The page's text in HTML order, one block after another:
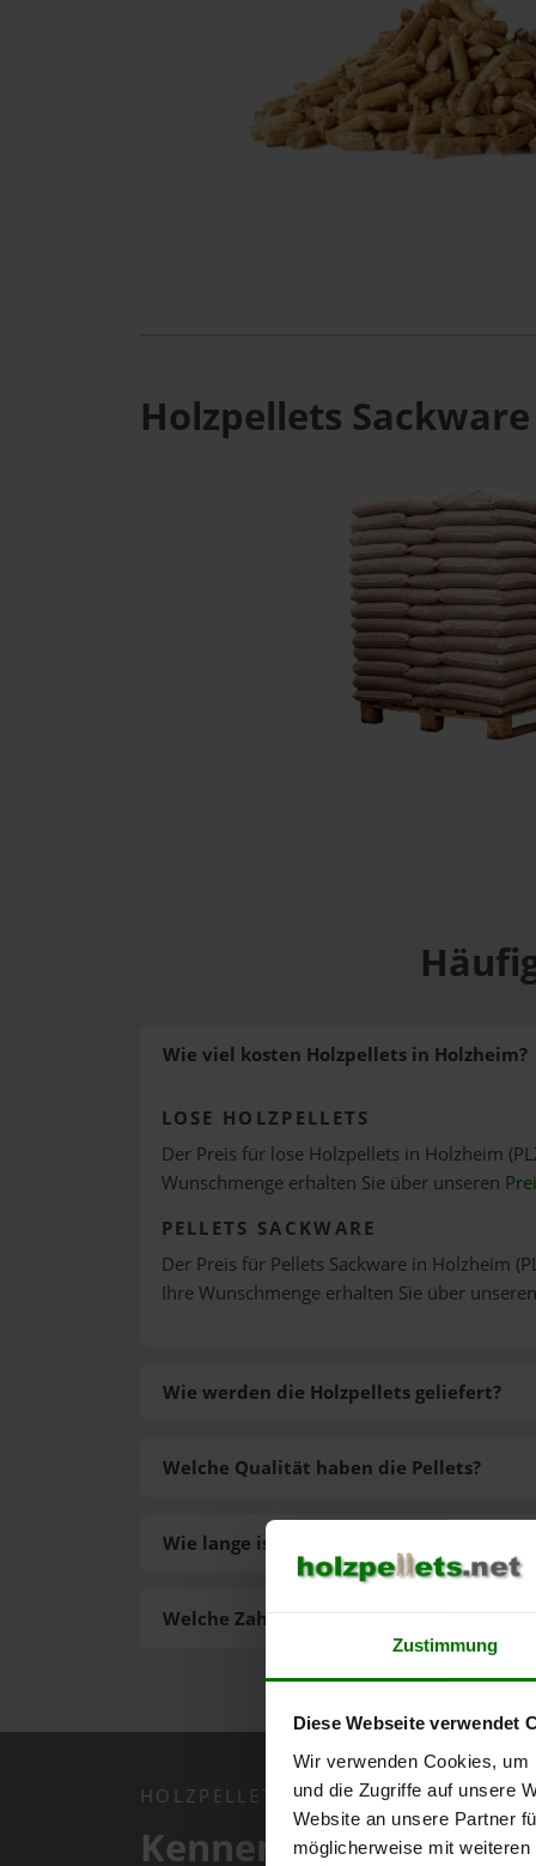
Zustimmung
Diese Webseite verwendet
Wir verwenden Cookies,
und die Zugriffe auf unsere
Website an unsere Partner
möglicherweise mit
Holzpellets
Wie viel kosten Holzpellets in Holzheim?
LOSE HOLZPELLETS
Der Preis für lose Holzpellets in Holzheim
Wunschmenge erhalten Sie über unseren
PELLETS SACKWARE
Der Preis für Pellets Sackware in Holzheim
Ihre Wunschmenge erhalten Sie über unseren
Wie werden die Holzpellets geliefert?
Welche Zahlungsarten gibt es?
Welche Qualität haben die Pellets?
Wie lange ist die Lieferzeit der Pellets?
HOLZPELLETS.NET APP
Kennen Sie schon